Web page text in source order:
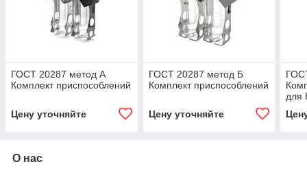
ГОСТ 20287 метод А
Комплект приспособлений
Цену уточняйте
ГОСТ 20287 метод Б
Комплект приспособлений
Цену уточняйте
для
О нас